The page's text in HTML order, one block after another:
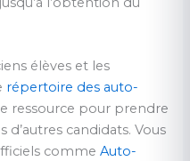
élèves et les
répertoire des auto-
ressource pour prendre
d’autres candidats. Vous
commeAuto-